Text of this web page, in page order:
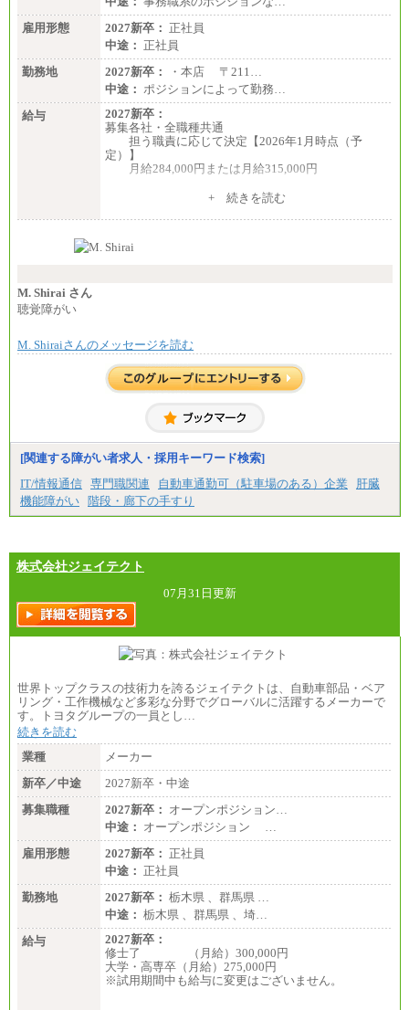
雇用形態
2027新卒： 正社員
中途： 正社員
勤務地
2027新卒：
・本店 〒211…
中途： ポジションによって勤務…
給与
2027新卒：
募集各社・全職種共通
担う職責に応じて決定【2026年1月時点（予
定）】
月給284,000円または月給315,000円
※入社後早期から、自律的な業務遂行が求めら
す。
い職責を担う方については、さらに高い金額を個別
※上記に加え、所定労働時間外に勤務をした場
※試用期間中も給与に変更はございません。
＜募集各社・全職種共通＞
月給21万円以上～
※試用期間中の給与に変更はありません。
ます。
+ 続きを読む
M. Shirai さん
聴覚障がい
M. Shiraiさんのメッセージを読む
[関連する障がい者求人・採用キーワード検索]
IT/情報通信 専門職関連 自動車通勤可（駐車場のある）企業
肝臓
機能障がい 階段・廊下の手すり
株式会社ジェイテクト
07月31日更新
世界トップクラスの技術力を誇るジェイテクトは、自動車部品・ベア
リング・工作機械など多彩な分野でグローバルに活躍するメーカーで
す。トヨタグループの一員とし…
続きを読む
業種
メーカー
新卒／中途
2027新卒・中途
募集職種
2027新卒： オープンポジション…
中途： オープンポジション …
雇用形態
2027新卒： 正社員
中途： 正社員
勤務地
2027新卒： 栃木県 、群馬県 …
中途： 栃木県 、群馬県 、埼…
給与
2027新卒：
修士了 （月給）300,000円
大学・高専卒（月給）275,000円
※試用期間中も給与に変更はございません。